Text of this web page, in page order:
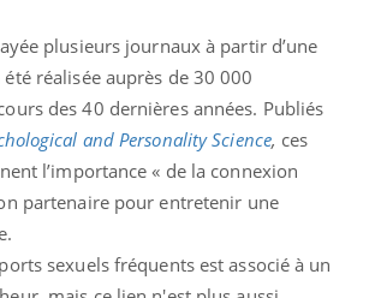
plusieurs journaux à partir d’une
été réalisée auprès de 30 000
des 40 dernières années. Publiés
and Personality Science, ces
l’importance « de la connexion
partenaire pour entretenir une
sexuels fréquents est associé à un